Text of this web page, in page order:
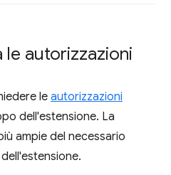
le autorizzazioni
le autorizzazioni
dell'estensione. La
ampie del necessario